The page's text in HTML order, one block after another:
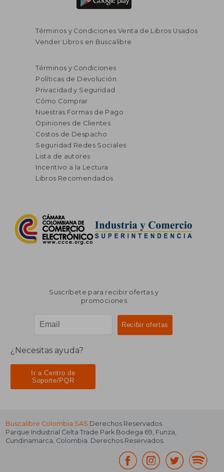
Términos y Condiciones Venta de Libros Usados
Vender Libros en Buscalibre
Términos y Condiciones
Políticas de Devolución
Privacidad y Seguridad
Cómo Comprar
Nuestras Formas de Pago
Opiniones de Clientes
Costos de Despacho
Seguridad Redes Sociales
Lista de autores
Incentivo a la Lectura
Libros Recomendados
Suscríbete para recibir ofertas y
promociones
¿Necesitas ayuda?
Ir a Centro de
Soporte/PQR
Buscalibre Colombia SAS Derechos Reservados.
Parque Industrial Celta Trade Park Bodega 69, Funza,
Cundinamarca, Colombia. Derechos Reservados.